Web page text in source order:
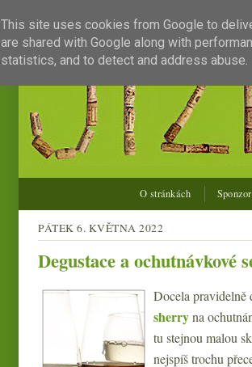
O stránkách
PÁTEK 6. KVĚTNA 2022
Degustace a ochutnávkové
Docela pravidelně
sherryna
tu stejnou malou
nejspíš trochu
This site uses cookies from Google to
are shared with Google along with
statistics, and to detect and address abuse.